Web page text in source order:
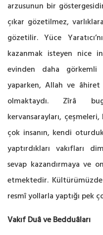
arzusunun bir
çıkar gözetilmez,
gözetilir. Yüce
kazanmak isteyen nice
evinden daha görkemli
yaparken, Allah ve âhiret
olmaktaydı. Zîrâ
kervansarayları,
çok insanın, kendi
yaptırdıkları vakıfları
sevap kazandırmaya ve
etmektedir.
resmî yollarla yaptığı pek
Vakıf Duâ ve Bedduâları